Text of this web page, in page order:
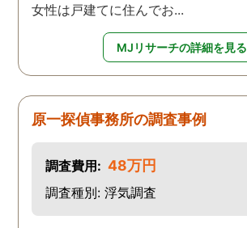
女性は戸建てに住んでお...
MJリサーチの詳細を見る
原一探偵事務所の調査事例
調査費用: 48万円
調査種別: 浮気調査